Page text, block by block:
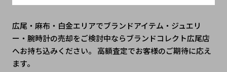
広尾・麻布・白金エリアでブランドアイテム・ジュエリ
ー・腕時計の売却をご検討中ならブランドコレクト広尾店
へお持ち込みください。 高額査定でお客様のご期待に応え
ます。